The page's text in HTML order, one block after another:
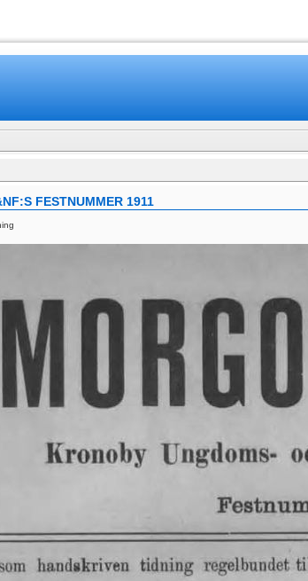
FESTNUMMER 1911